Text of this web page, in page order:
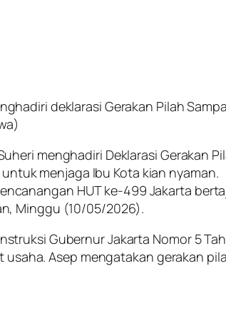
deklarasi Gerakan Pilah
menghadiri Deklarasi Gerakan
menjaga Ibu Kota kian nyaman.
HUT ke-499 Jakarta
Minggu (10/05/2026).
Gubernur Jakarta Nomor 5
Asep mengatakan gerakan